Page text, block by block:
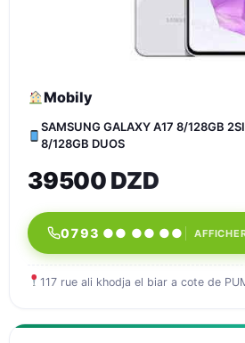
Mobily
SAMSUNG GALAXY A17 8/128GB
8/128GB DUOS
39500 DZD
0793 ●● ●● ●●
117 rue ali khodja el biar a cote de